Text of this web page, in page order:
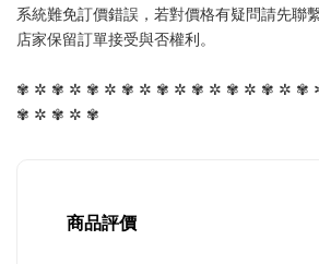
系統難免訂價錯誤，若對價格有疑問請先聯繫
店家保留訂單接受與否權利。
✾ ✲ ✾ ✲ ✾ ✲ ✾ ✲ ✾ ✲ ✾ ✲ ✾ ✲ ✾ ✲ ✾
✾ ✲ ✾ ✲ ✾
商品評價